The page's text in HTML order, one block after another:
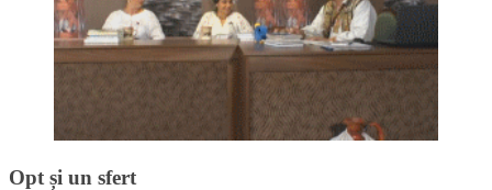
Opt și un sfert